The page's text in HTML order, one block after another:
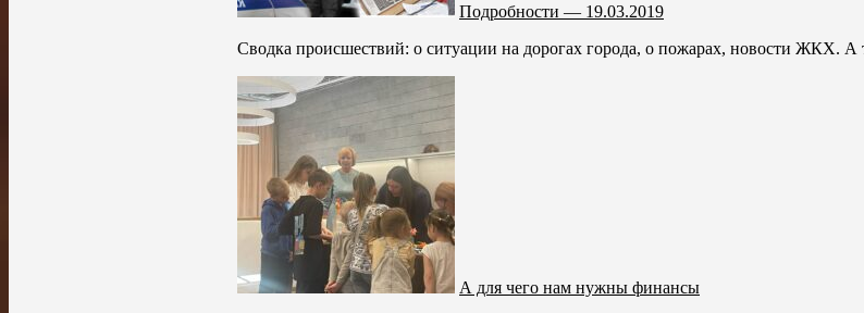
Подробности — 19.03.2019
Сводка происшествий: о ситуации на дорогах города, о пожарах, новости ЖКХ. А
А для чего нам нужны финансы